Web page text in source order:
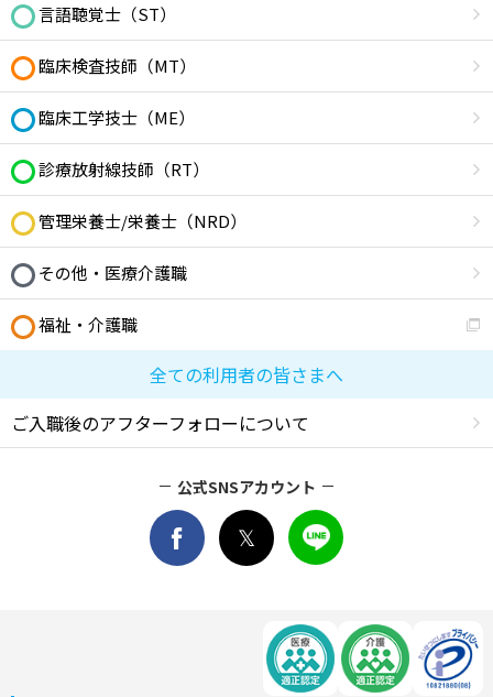
言語聴覚士（ST）
臨床検査技師（MT）
臨床工学技士（ME）
診療放射線技師（RT）
管理栄養士/栄養士（NRD）
その他・医療介護職
福祉・介護職
全ての利用者の皆さまへ
ご入職後のアフターフォローについて
公式SNSアカウント